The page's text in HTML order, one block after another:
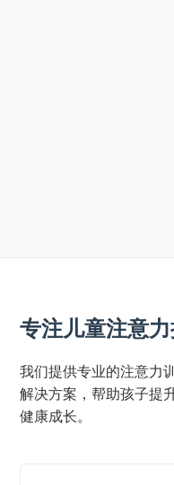
专注儿童注意
我们提供专业的注意力
解决方案，帮助孩子提
健康成长。